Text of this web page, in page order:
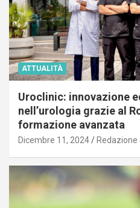
ATTUALITÀ
Uroclinic: innovazione
nell’urologia grazie al
formazione avanzata
Dicembre 11, 2024 Redazione